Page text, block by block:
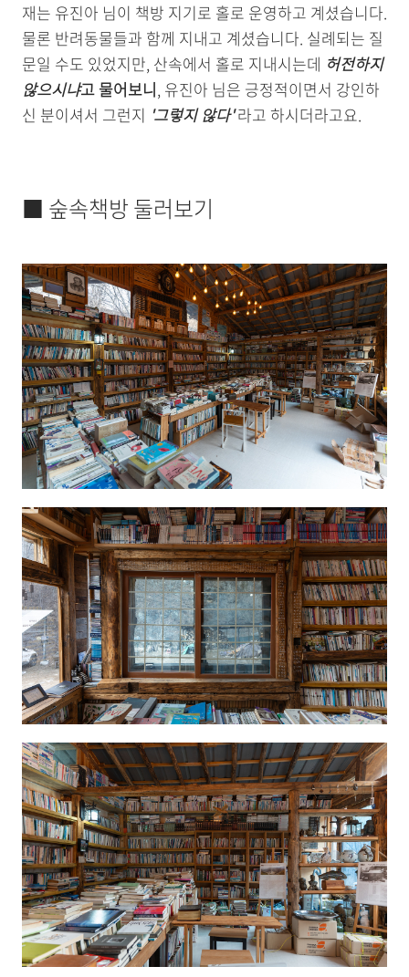
재는 유진아 님이 책방 지기로 홀로 운영하고 계셨습니다.
물론 반려동물들과 함께 지내고 계셨습니다. 실례되는 질
문일 수도 있었지만, 산속에서 홀로 지내시는데 허전하지
않으시냐고 물어보니, 유진아 님은 긍정적이면서 강인하
신 분이셔서 그런지 '그렇지 않다'라고 하시더라고요.
■ 숲속책방 둘러보기